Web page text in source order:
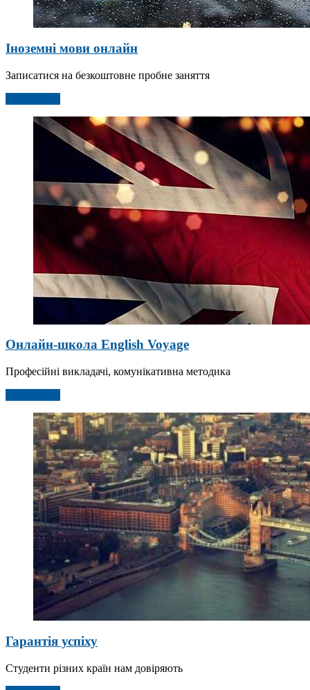
Іноземні мови онлайн
Записатися на безкоштовне пробне заняття
Онлайн-школа English Voyage
Професійні викладачі, комунікативна методика
Гарантія успіху
Студенти різних країн нам довіряють